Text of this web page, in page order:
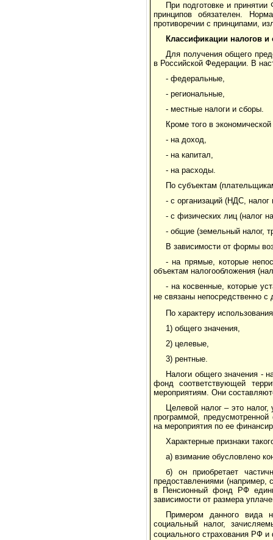
При подготовке и
принципов обязателен.
противоречии с принципами,
Классификации налогов и
Для получения общего
в Российской Федерации. В
- федеральные,
- региональные,
- местные налоги и сборы.
Кроме того в
- на доход,
- на капитал,
- на расходы.
По субъектам
- с организаций (НДС, налог
- с физических лиц (налог
- общие (земельный налог,
В зависимости от формы
- на прямые, которые
объектам налогообложения
- на косвенные, которые
не связаны непосредственно
По характеру
1) общего значения,
2) целевые,
3) рентные.
Налоги общего значения -
фонд соответствующей
мероприятиям. Они
Целевой налог – это налог,
программой,
на мероприятия по ее
Характерные признаки
а) взимание обусловлено
б) он приобретает
предоставлениями (например,
в Пенсионный фонд РФ
зависимости от размера
Примером данного вида
социальный налог,
социального страхования РФ